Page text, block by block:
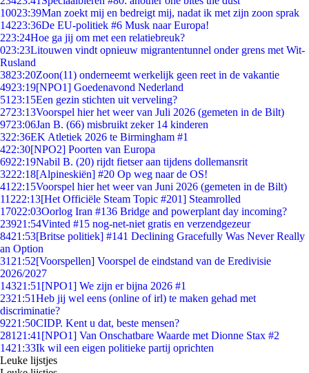
10023:39Man zoekt mij en bedreigt mij, nadat ik met zijn zoon sprak
14223:36De EU-politiek #6 Musk naar Europa!
223:24Hoe ga jij om met een relatiebreuk?
023:23Litouwen vindt opnieuw migrantentunnel onder grens met Wit-
Rusland
3823:20Zoon(11) onderneemt werkelijk geen reet in de vakantie
4923:19[NPO1] Goedenavond Nederland
51 23:15Een gezin stichten uit verveling?
2723:13Voorspel hier het weer van Juli 2026 (gemeten in de Bilt)
9723:06Jan B. (66) misbruikt zeker 14 kinderen
322:36EK Atletiek 2026 te Birmingham #1
422:30[NPO2] Poorten van Europa
6922:19Nabil B. (20) rijdt fietser aan tijdens dollemansrit
3222:18[Alpineskiën] #20 Op weg naar de OS!
41 22:15Voorspel hier het weer van Juni 2026 (gemeten in de Bilt)
11222:13[Het Officiële Steam Topic #201] Steamrolled
17022:03Oorlog Iran #136 Bridge and powerplant day incoming?
23921:54Vinted #15 nog-net-niet gratis en verzendgezeur
8421:53[Britse politiek] #141 Declining Gracefully Was Never Really
an Option
31 21:52[Voorspellen] Voorspel de eindstand van de Eredivisie
2026/2027
14321:51 [NPO1] We zijn er bijna 2026 #1
2321:51Heb jij wel eens (online of irl) te maken gehad met
discriminatie?
9221:50CIDP. Kent u dat, beste mensen?
281 21:41 [NPO1] Van Onschatbare Waarde met Dionne Stax #2
1421:33Ik wil een eigen politieke partij oprichten
Leuke lijstjes